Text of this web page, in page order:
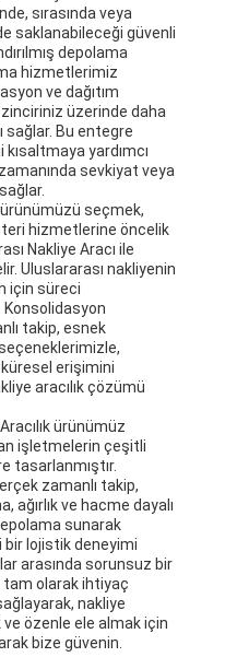
sırasında veya
saklanabileceği güvenli
depolama
hizmetlerimiz
ve dağıtım
üzerinde daha
sağlar. Bu entegre
yardımcı
sevkiyat veya
ürünümüzü seçmek,
hizmetlerine öncelik
Nakliye Aracı ile
Uluslararası nakliyenin
için süreci
Konsolidasyon
takip, esnek
erişimini
aracılık çözümü
ürünümüz
işletmelerin çeşitli
tasarlanmıştır.
zamanlı takip,
ağırlık ve hacme dayalı
sunarak
lojistik deneyimi
arasında sorunsuz bir
olarak ihtiyaç
nakliye
ve özenle ele almak için
bize güvenin.